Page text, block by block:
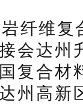
纤维复
会达州
复合材
州高新